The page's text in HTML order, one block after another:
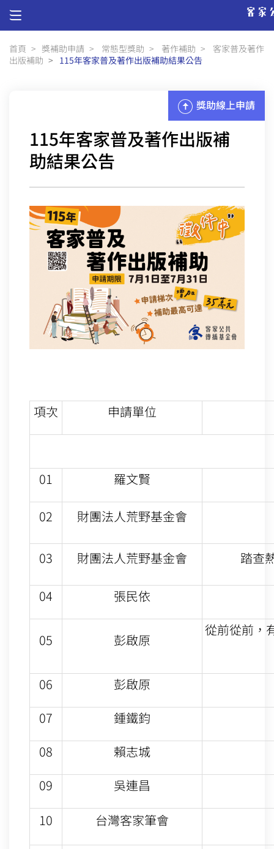
首頁 獎補助申請 常態型獎助 著作補助
客家普及著作
出版補助
115年客家普及著作出版補助結果公告
獎助線上申請
115年客家普及著作出版補
助結果公告
項次 申請單位
01 羅文賢
02 財團法人荒野基金會
03 財團法人荒野基金會 踏查
04 張民依
05 彭啟原
從前從前，
06
彭啟原
07
鍾鐵鈞
08
賴志城
09
吳連昌
10
台灣客家筆會